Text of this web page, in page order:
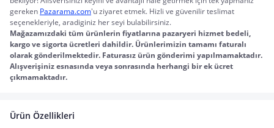
gereken Pazarama.com'u ziyaret etmek. Hizli ve güvenilir teslimat
seçenekleriyle, aradiginiz her seyi bulabilirsiniz.
Mağazamızdaki tüm ürünlerin fiyatlarına pazaryeri hizmet bedeli,
kargo ve sigorta ücretleri dahildir. Ürünlerimizin tamamı faturalı
olarak gönderilmektedir. Faturasız ürün gönderimi yapılmamaktadır.
Alışverişiniz esnasında veya sonrasında herhangi bir ek ücret
çıkmamaktadır.
Ürün Özellikleri